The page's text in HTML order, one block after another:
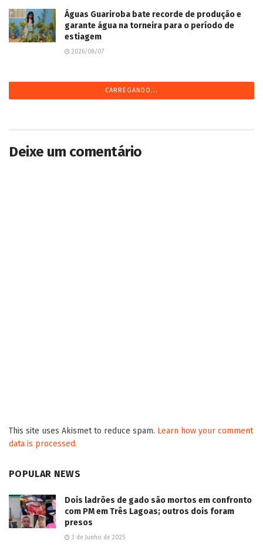
Águas Guariroba bate recorde de produção e
garante água na torneira para o período de
estiagem
2026/08/07
CARREGANDO...
Deixe um comentário
This site uses Akismet to reduce spam. Learn how your comment
data is processed.
POPULAR NEWS
Dois ladrões de gado são mortos em confronto
com PM em Três Lagoas; outros dois foram
presos
3 de Junho de 2025